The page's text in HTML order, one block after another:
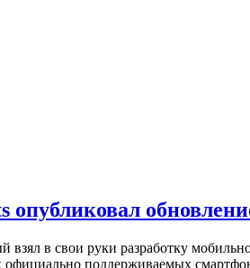
опубликовал
взял в свои руки разработку
официально поддерживаемых